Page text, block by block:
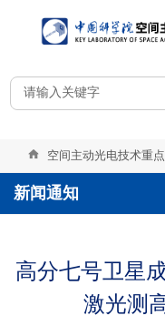
空间主动光电技术重
新闻通知
高分七号卫星
激光测